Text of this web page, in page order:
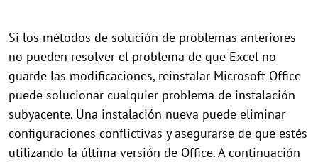
Si los métodos de solución de problemas anteriores
no pueden resolver el problema de que Excel no
guarde las modificaciones, reinstalar Microsoft Office
puede solucionar cualquier problema de instalación
subyacente. Una instalación nueva puede eliminar
configuraciones conflictivas y asegurarse de que estés
utilizando la última versión de Office. A continuación